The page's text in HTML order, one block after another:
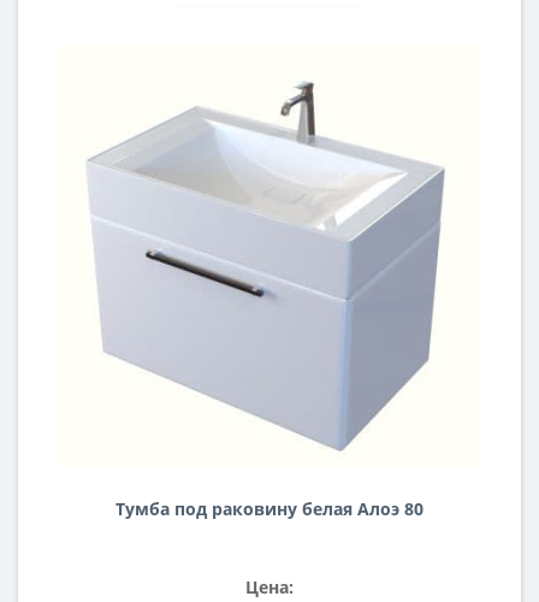
Тумба под раковину белая Алоэ 80
Цена: